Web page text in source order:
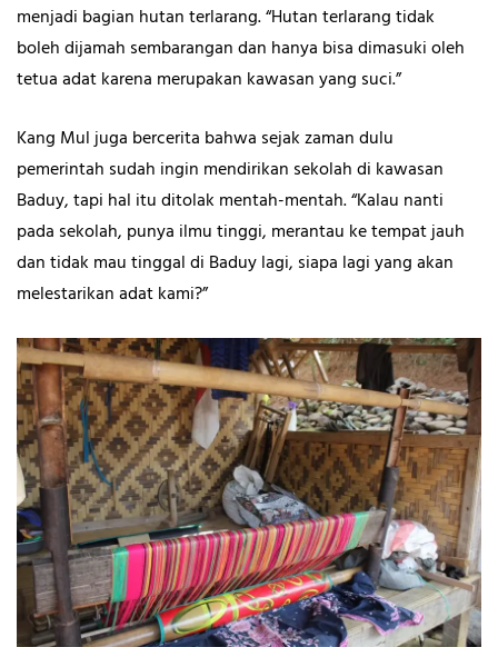
menjadi bagian hutan terlarang. “Hutan terlarang tidak
boleh dijamah sembarangan dan hanya bisa dimasuki oleh
tetua adat karena merupakan kawasan yang suci.”
Kang Mul juga bercerita bahwa sejak zaman dulu
pemerintah sudah ingin mendirikan sekolah di kawasan
Baduy, tapi hal itu ditolak mentah-mentah. “Kalau nanti
pada sekolah, punya ilmu tinggi, merantau ke tempat jauh
dan tidak mau tinggal di Baduy lagi, siapa lagi yang akan
melestarikan adat kami?”